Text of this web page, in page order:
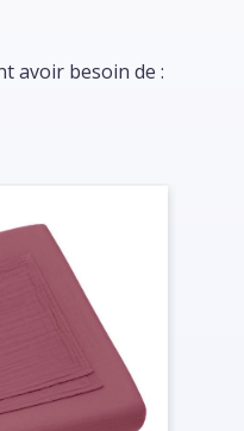
avoir besoin de :